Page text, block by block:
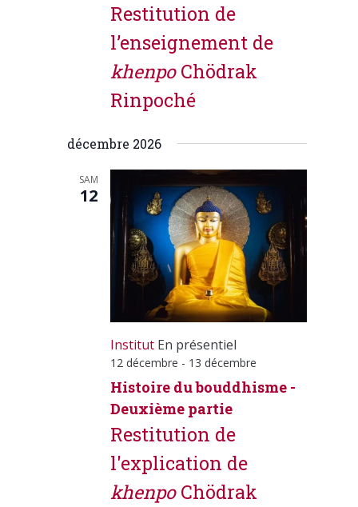
Restitution de
l’enseignement de
khenpoChödrak
Rinpoché
décembre 2026
SAM
12
Institut En présentiel
12 décembre - 13 décembre
Histoire du bouddhisme -
Deuxième partie
Restitution de
l'explication de
khenpoChödrak